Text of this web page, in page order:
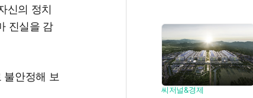
신의 정치
진실을 감
불안정해 보
씨저널&경제